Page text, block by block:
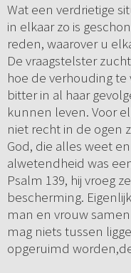
Wat een verdrietige
in elkaar zo is
reden, waarover u
De vraagstelster
hoe de verhouding
bitter in al haar
kunnen leven. Voor
niet recht in de ogen
God, die alles weet
alwetendheid was
Psalm 139, hij vroeg
bescherming.
man en vrouw
mag niets tussen
opgeruimd